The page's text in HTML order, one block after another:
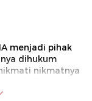
menjadi pihak
dihukum
nikmatnya